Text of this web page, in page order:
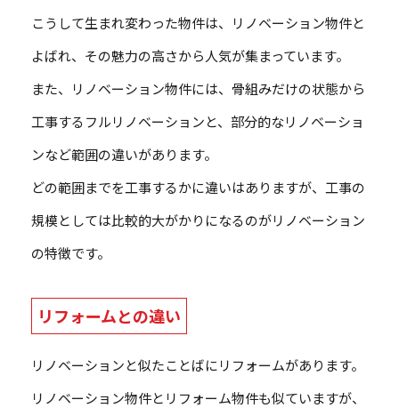
こうして生まれ変わった物件は、リノベーション物件と
よばれ、その魅力の高さから人気が集まっています。
また、リノベーション物件には、骨組みだけの状態から
工事するフルリノベーションと、部分的なリノベーショ
ンなど範囲の違いがあります。
どの範囲までを工事するかに違いはありますが、工事の
規模としては比較的大がかりになるのがリノベーション
の特徴です。
リフォームとの違い
リノベーションと似たことばにリフォームがあります。
リノベーション物件とリフォーム物件も似ていますが、